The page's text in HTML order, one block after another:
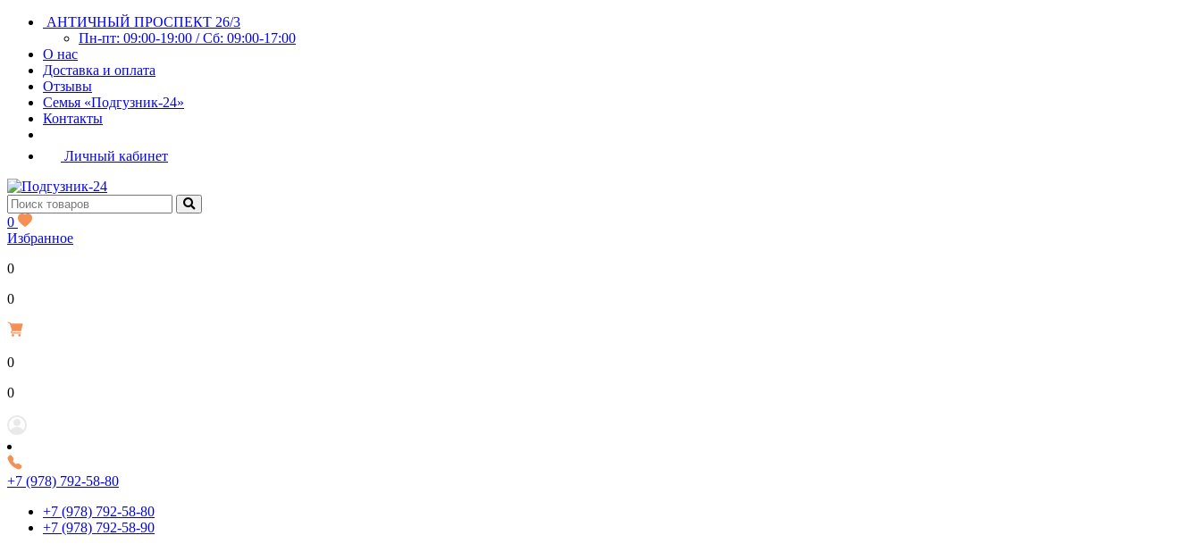
АНТИЧНЫЙ ПРОСПЕКТ 26/3
Пн-пт: 09:00-19:00 / Сб: 09:00-17:00
О нас
Доставка и оплата
Отзывы
Семья «Подгузник-24»
Контакты
Личный кабинет
0
Избранное
0
0Р
0
0Р
+7 (978) 792-58-80
+7 (978) 792-58-80
+7 (978) 792-58-90